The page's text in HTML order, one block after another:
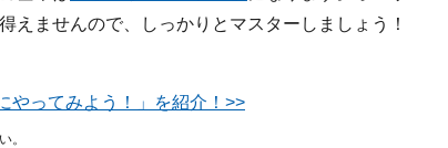
えませんので、しっかりとマスターしましょう！
やってみよう！」を紹介！>>
。